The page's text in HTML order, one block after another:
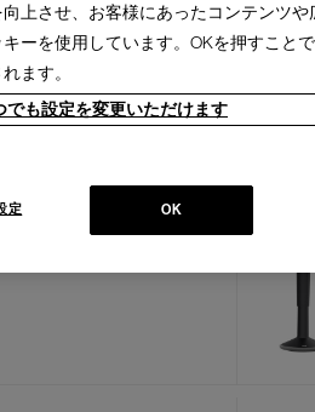
上させ、お客様にあったコンテンツや
ーを使用しています。OKを押すこと
ます。
でも設定を変更いただけます
OK
定